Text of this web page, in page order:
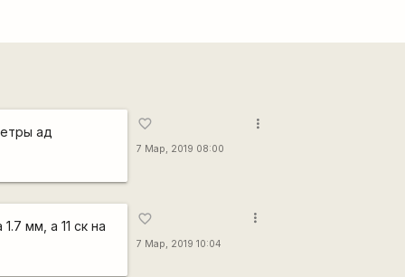
ад
favorite_border
7 Мар, 2019 08:00
more_vert
мм, а 11 ск на
favorite_border
7 Мар, 2019 10:04
more_vert